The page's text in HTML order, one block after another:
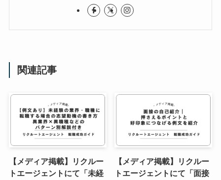
関連記事
【メディア掲載】リクルー
トエージェントにて「未経
【メディア掲載】リクルー
トエージェントにて「面接